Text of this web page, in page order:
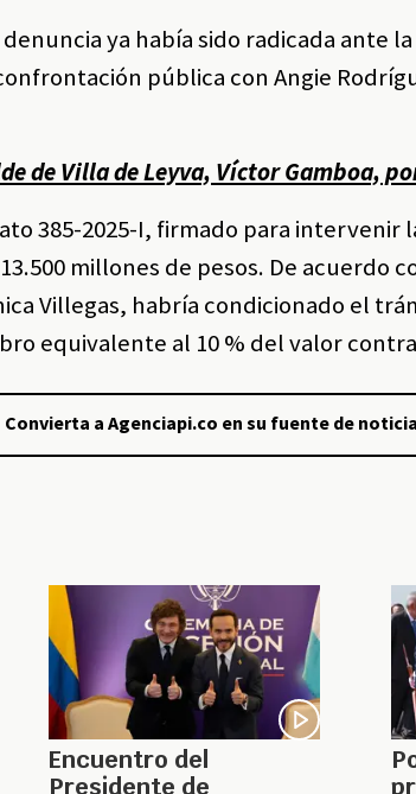
ya había sido radicada ante la
pública conAngie
de Villa de Leyva, Víctor Gamboa,
385-2025-I, firmado para intervenir
millones de pesos. De acuerdo
Villegas, habría condicionado el
equivalente al 10 % del valor
Convierta a Agenciapi.co en su fuente de
Encuentro del
Presidente de